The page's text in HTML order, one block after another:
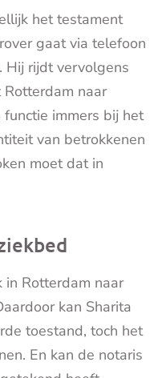
het testament
gaat via telefoon
Hij rijdt vervolgens
naar
immers bij het
van betrokkenen
moet dat in
in Rotterdam naar
kan Sharita
toestand, toch het
En kan de notaris